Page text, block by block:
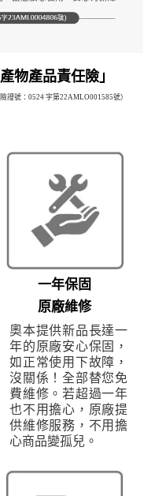
物產品責任險」
證號：0524 字第22AMLO001585號）
一年保固
原廠維修
奧本提供新品長達一
年的原廠安心保固，
如正常使用下故障，
沒關係！全部替您免
費維修。若超過一年
也不用擔心，原廠提
供維修服務，不用擔
心商品變孤兒。